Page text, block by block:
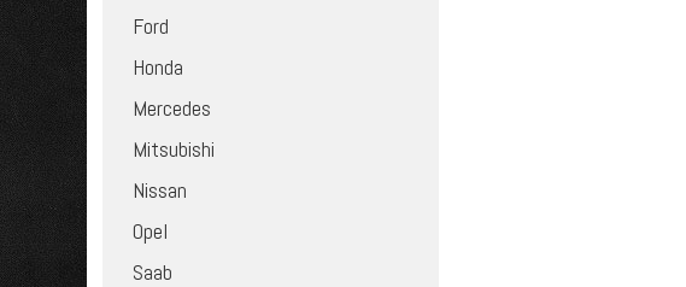
Ford
Honda
Mercedes
Mitsubishi
Nissan
Opel
Saab